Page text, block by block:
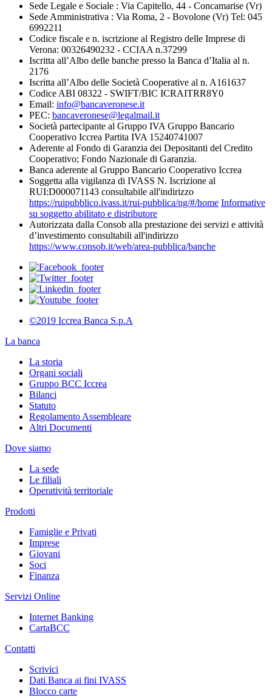
Sede Legale e Sociale : Via Capitello, 44 - Concamarise (Vr)
Sede Amministrativa : Via Roma, 2 - Bovolone (Vr) Tel: 045
6992211
Codice fiscale e n. iscrizione al Registro delle Imprese di
Verona: 00326490232 - CCIAA n.37299
Iscritta all’Albo delle banche presso la Banca d’Italia al n.
2176
Iscritta all’Albo delle Società Cooperative al n. A161637
Codice ABI 08322 - SWIFT/BIC ICRAITRR8Y0
Email: info@bancaveronese.it
PEC: bancaveronese@legalmail.it
Società partecipante al Gruppo IVA Gruppo Bancario
Cooperativo Iccrea Partita IVA 15240741007
Aderente al Fondo di Garanzia dei Depositanti del Credito
Cooperativo; Fondo Nazionale di Garanzia.
Banca aderente al Gruppo Bancario Cooperativo Iccrea
Soggetta alla vigilanza di IVASS N. Iscrizione al
RUI:D000071143 consultabile all'indirizzo
https://ruipubblico.ivass.it/rui-pubblica/ng/#/home Informative
su soggetto abilitato e distributore
Autorizzata dalla Consob alla prestazione dei servizi e attività
d’investimento consultabili all'indirizzo
https://www.consob.it/web/area-pubblica/banche
©2019 Iccrea Banca S.p.A
La banca
La storia
Organi sociali
Gruppo BCC Iccrea
Bilanci
Statuto
Regolamento Assembleare
Altri Documenti
Dove siamo
La sede
Le filiali
Operatività territoriale
Prodotti
Famiglie e Privati
Imprese
Giovani
Soci
Finanza
Servizi Online
Internet Banking
CartaBCC
Contatti
Scrivici
Dati Banca ai fini IVASS
Blocco carte